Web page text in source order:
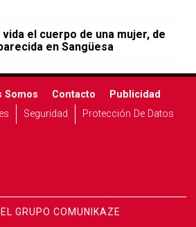
el cuerpo de una mujer, de
en Sangüesa
Somos Contacto
Publicidad
Seguridad Protección De Datos
GRUPO COMUNIKAZE